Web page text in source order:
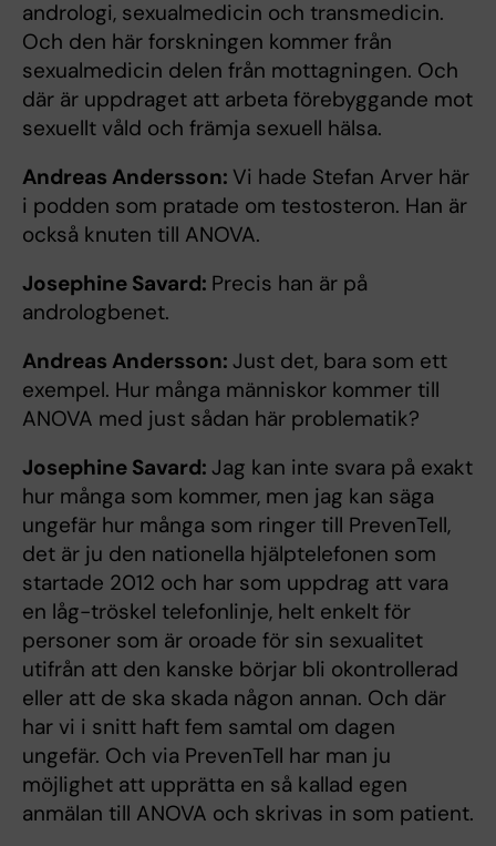
andrologi, sexualmedicin och transmedicin.
Och den här forskningen kommer från
sexualmedicin delen från mottagningen. Och
där är uppdraget att arbeta förebyggande mot
sexuellt våld och främja sexuell hälsa.
Andreas Andersson: Vi hade Stefan Arver här
i podden som pratade om testosteron. Han är
också knuten till ANOVA.
Josephine Savard: Precis han är på
andrologbenet.
Andreas Andersson: Just det, bara som ett
exempel. Hur många människor kommer till
ANOVA med just sådan här problematik?
Josephine Savard: Jag kan inte svara på exakt
hur många som kommer, men jag kan säga
ungefär hur många som ringer till PrevenTell,
det är ju den nationella hjälptelefonen som
startade 2012 och har som uppdrag att vara
en låg-tröskel telefonlinje, helt enkelt för
personer som är oroade för sin sexualitet
utifrån att den kanske börjar bli okontrollerad
eller att de ska skada någon annan. Och där
har vi i snitt haft fem samtal om dagen
ungefär. Och via PrevenTell har man ju
möjlighet att upprätta en så kallad egen
anmälan till ANOVA och skrivas in som patient.